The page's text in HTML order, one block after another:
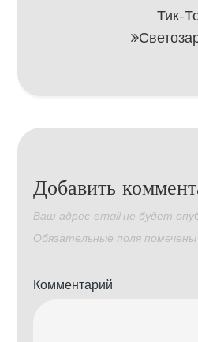
Тик-
Добавить
Ваш адрес email не будет
Обязательные поля помечены
Комментарий